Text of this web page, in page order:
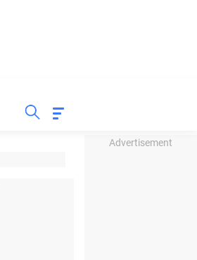
Advertisement
INSPIRASI BISNIS